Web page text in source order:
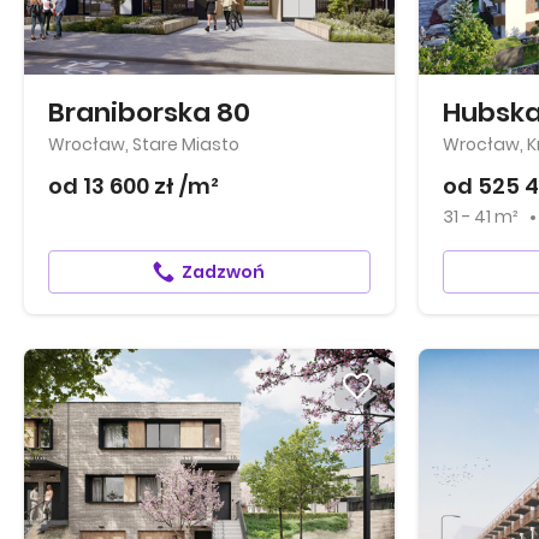
Braniborska 80
Wrocław, Stare Miasto
od 13 600 zł /m²
Zadzwoń
Wrocław,
od 525
31 - 41 m²